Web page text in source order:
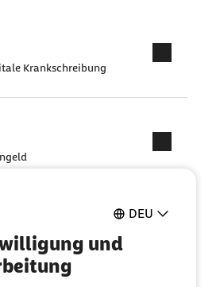
DEU
und
Krankschreibung